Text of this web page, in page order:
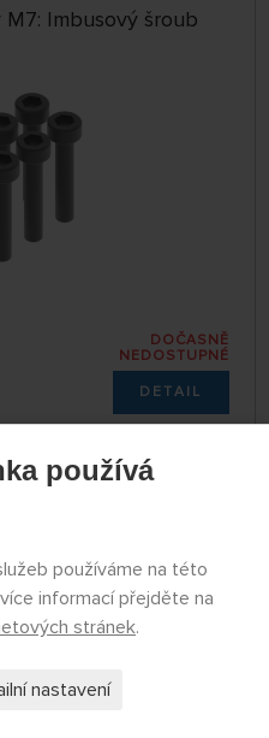
Imbusový šroub
DOČASNĚ
NEDOSTUPNÉ
DETAIL
Imbusový šroub
používá
používáme na této
informací přejděte na
stránek.
nastavení